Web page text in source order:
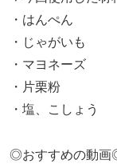
・はんぺ
・じゃがいも
・マヨネー
・片栗粉
・塩、こしょ
◎おすすめの動